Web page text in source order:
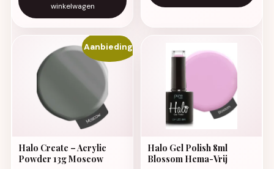
winkelwagen
Aanbieding!
Halo Create – Acrylic
Powder 13g Moscow
Halo Gel Polish 8ml
Blossom Hema-Vrij